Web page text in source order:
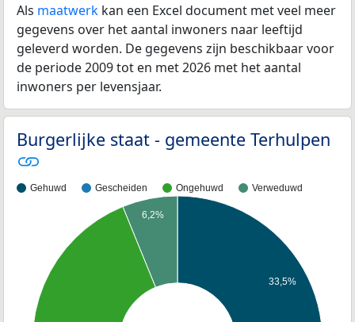
Als maatwerk kan een Excel document met veel meer
gegevens over het aantal inwoners naar leeftijd
geleverd worden. De gegevens zijn beschikbaar voor
de periode 2009 tot en met 2026 met het aantal
inwoners per levensjaar.
Burgerlijke staat - gemeente Terhulpen
Gehuwd Gescheiden Ongehuwd Verweduwd
33,5%
6,2%